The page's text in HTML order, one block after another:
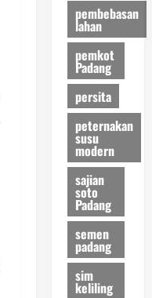
pembebasan
lahan
pemkot
Padang
persita
peternakan
susu
modern
sajian
soto
Padang
semen
padang
sim
keliling